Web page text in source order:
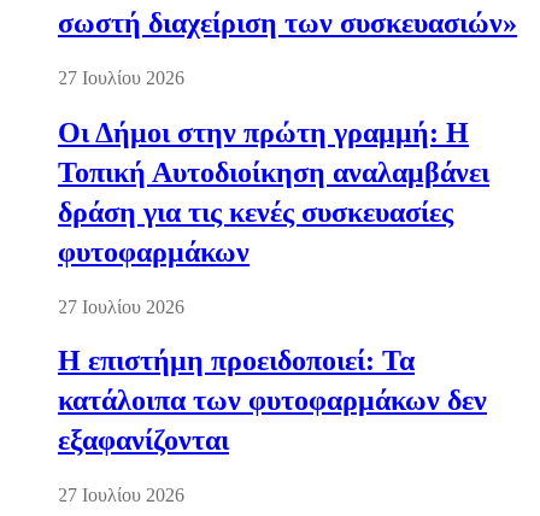
σωστή διαχείριση των συσκευασιών»
27 Ιουλίου 2026
Οι Δήμοι στην πρώτη γραμμή: Η
Τοπική Αυτοδιοίκηση αναλαμβάνει
δράση για τις κενές συσκευασίες
φυτοφαρμάκων
27 Ιουλίου 2026
Η επιστήμη προειδοποιεί: Τα
κατάλοιπα των φυτοφαρμάκων δεν
εξαφανίζονται
27 Ιουλίου 2026